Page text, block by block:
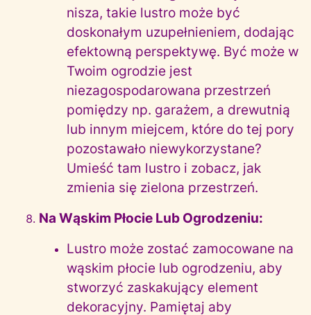
nisza, takie lustro może być
doskonałym uzupełnieniem, dodając
efektowną perspektywę. Być może w
Twoim ogrodzie jest
niezagospodarowana przestrzeń
pomiędzy np. garażem, a drewutnią
lub innym miejcem, które do tej pory
pozostawało niewykorzystane?
Umieść tam lustro i zobacz, jak
zmienia się zielona przestrzeń.
Na Wąskim Płocie Lub Ogrodzeniu:
Lustro może zostać zamocowane na
wąskim płocie lub ogrodzeniu, aby
stworzyć zaskakujący element
dekoracyjny. Pamiętaj aby